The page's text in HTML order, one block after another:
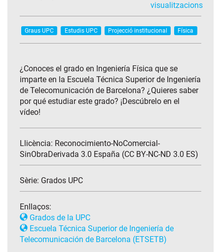
visualitzacions
Graus UPC Estudis UPC Projecció institucional Física
¿Conoces el grado en Ingeniería Física que se
imparte en la Escuela Técnica Superior de Ingeniería
de Telecomunicación de Barcelona? ¿Quieres saber
por qué estudiar este grado? ¡Descúbrelo en el
vídeo!
Llicència: Reconocimiento-NoComercial-
SinObraDerivada 3.0 España (CC BY-NC-ND 3.0 ES)
Sèrie: Grados UPC
Enllaços:
Grados de la UPC
Escuela Técnica Superior de Ingeniería de
Telecomunicación de Barcelona (ETSETB)